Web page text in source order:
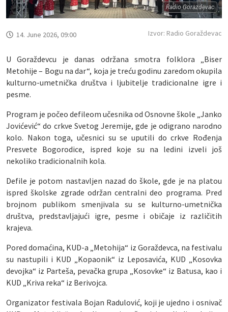
Radio Gorazdevac
14. June 2026, 09:00 Izvor: Radio Goraždevac
U Goraždevcu je danas održana smotra folklora „Biser
Metohije – Bogu na dar“, koja je treću godinu zaredom okupila
kulturno-umetnička društva i ljubitelje tradicionalne igre i
pesme.
Program je počeo defileom učesnika od Osnovne škole „Janko
Jovićević“ do crkve Svetog Jeremije, gde je odigrano narodno
kolo. Nakon toga, učesnici su se uputili do crkve Rođenja
Presvete Bogorodice, ispred koje su na ledini izveli još
nekoliko tradicionalnih kola.
Defile je potom nastavljen nazad do škole, gde je na platou
ispred školske zgrade održan centralni deo programa. Pred
brojnom publikom smenjivala su se kulturno-umetnička
društva, predstavljajući igre, pesme i običaje iz različitih
krajeva.
Pored domaćina, KUD-a „Metohija“ iz Goraždevca, na festivalu
su nastupili i KUD „Kopaonik“ iz Leposavića, KUD „Kosovka
devojka“ iz Parteša, pevačka grupa „Kosovke“ iz Batusa, kao i
KUD „Kriva reka“ iz Berivojca.
Organizator festivala Bojan Radulović, koji je ujedno i osnivač